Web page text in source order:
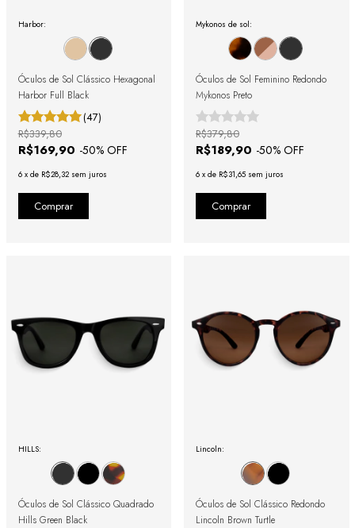
Harbor:
Óculos de Sol Clássico Hexagonal
Harbor Full Black
(47)
R$169,90 -50% OFF
R$339,80
6 x de R$28,32 sem juros
Mykonos de sol:
Óculos de Sol Feminino Redondo
Mykonos Preto
R$189,90 -50% OFF
R$379,80
6 x de R$31,65 sem juros
HILLS:
Óculos de Sol Clássico Quadrado
Hills Green Black
Lincoln:
Óculos de Sol Clássico Redondo
Lincoln Brown Turtle